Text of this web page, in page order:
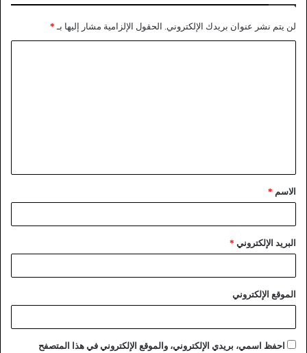
لن يتم نشر عنوان بريدك الإلكتروني. الحقول الإلزامية مشار إليها بـ *
الاسم *
البريد الإلكتروني *
الموقع الإلكتروني
احفظ اسمي، بريدي الإلكتروني، والموقع الإلكتروني في هذا المتصفح